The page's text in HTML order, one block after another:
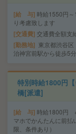
給 与 時給1550円
り考慮致します
交通費 交通費全額支
勤務地
東京都渋谷
治神宮前駅から徒歩5分
特別時給1800円
橋[派遣]
給 与 時給1800円
マホでかんたんに前払
限、条件あり）